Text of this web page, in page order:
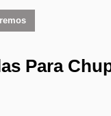
Para